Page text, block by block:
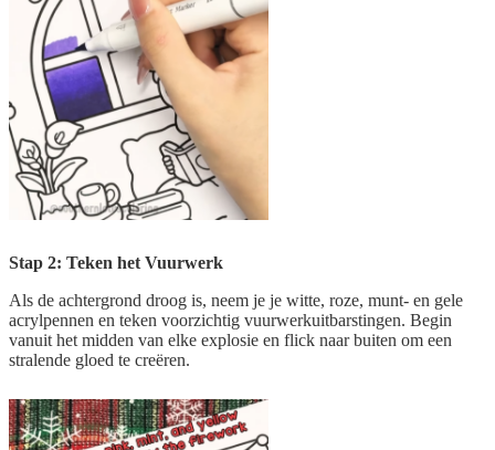
Stap 2: Teken het Vuurwerk
Als de achtergrond droog is, neem je je witte, roze, munt- en gele
acrylpennen en teken voorzichtig vuurwerkuitbarstingen. Begin
vanuit het midden van elke explosie en flick naar buiten om een
stralende gloed te creëren.